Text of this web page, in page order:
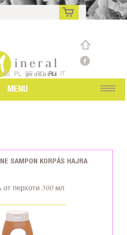
ru
ES PL SE RO RU IT
MENU
SAMPON KORPÁS HAJRA
от перхоти 300 мл